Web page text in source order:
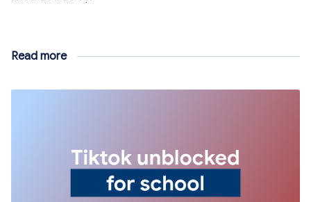
Read more